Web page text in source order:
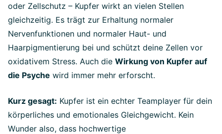
oder Zellschutz – Kupfer wirkt an vielen Stellen
gleichzeitig. Es trägt zur Erhaltung normaler
Nervenfunktionen und normaler Haut- und
Haarpigmentierung bei und schützt deine Zellen vor
oxidativem Stress. Auch die Wirkung von Kupfer auf
die Psyche wird immer mehr erforscht.
Kurz gesagt: Kupfer ist ein echter Teamplayer für dein
körperliches und emotionales Gleichgewicht. Kein
Wunder also, dass hochwertige